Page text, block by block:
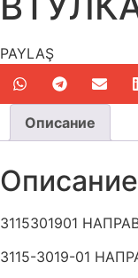
PAYLAŞ
Описание
Описание
3115301901
3115-3019-01